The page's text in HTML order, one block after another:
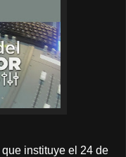
instituye el 24 de